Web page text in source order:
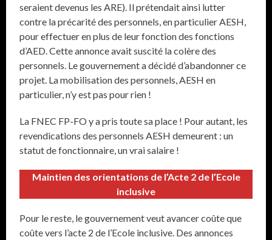
seraient devenus les ARE). Il prétendait ainsi lutter
contre la précarité des personnels, en particulier AESH,
pour effectuer en plus de leur fonction des fonctions
d’AED. Cette annonce avait suscité la colère des
personnels. Le gouvernement a décidé d’abandonner ce
projet. La mobilisation des personnels, AESH en
particulier, n’y est pas pour rien !
La FNEC FP-FO y a pris toute sa place ! Pour autant, les
revendications des personnels AESH demeurent : un
statut de fonctionnaire, un vrai salaire !
Maintien des orientations de l’Acte 2 de l’Ecole
inclusive
Pour le reste, le gouvernement veut avancer coûte que
coûte vers l’acte 2 de l’Ecole inclusive. Des annonces